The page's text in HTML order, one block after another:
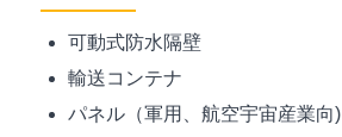
可動式防水隔壁
輸送コンテナ
パネル（軍用、航空宇宙産業向)